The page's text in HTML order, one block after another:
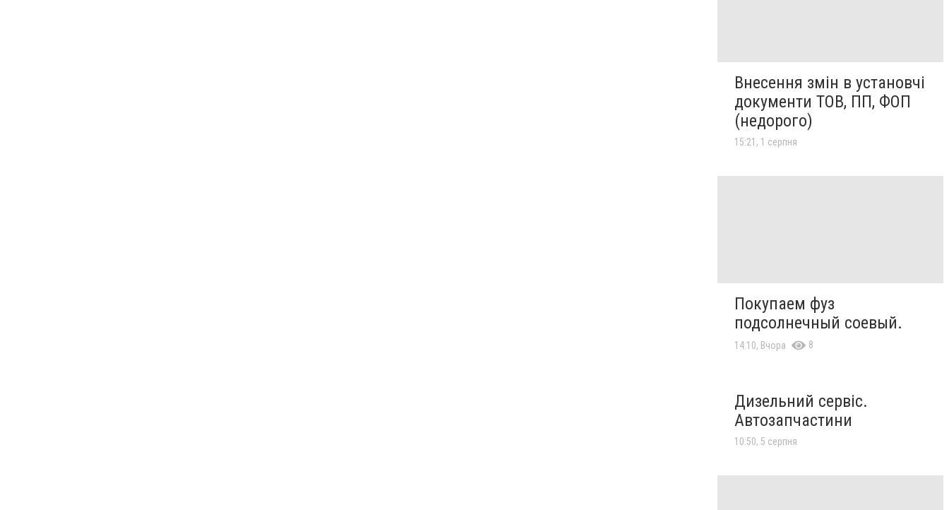
Внесення змін в установчі
документи ТОВ, ПП, ФОП
(недорого)
15:21, 1 серпня
Покупаем фуз
подсолнечный соевый.
14:10, Вчора 8
Дизельний сервіс.
Автозапчастини
10:50, 5 серпня